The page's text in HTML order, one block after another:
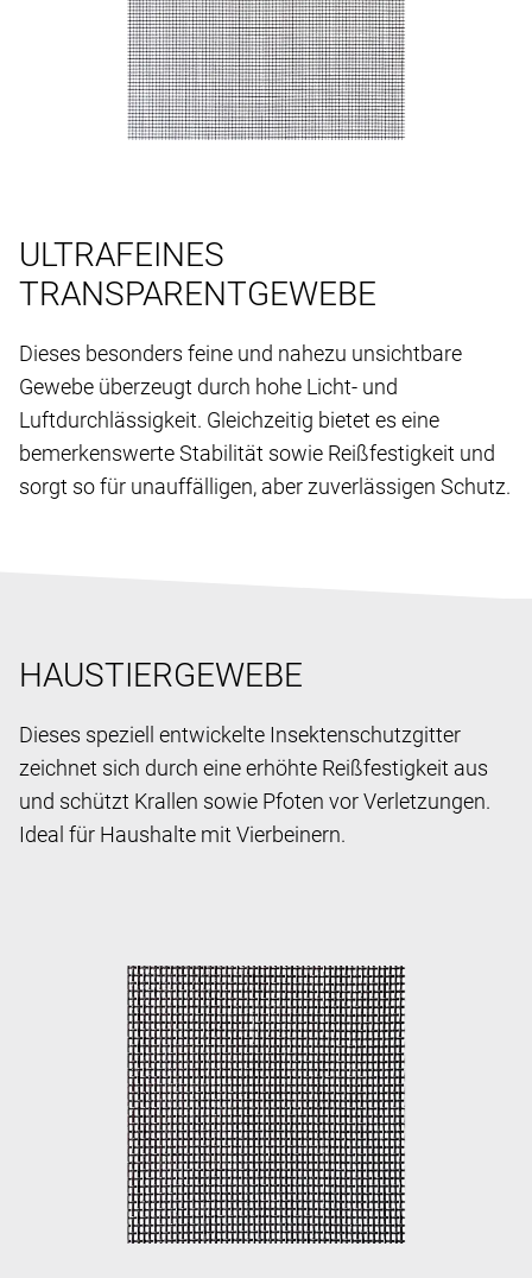
ULTRAFEINES
TRANSPARENTGEWEBE
Dieses besonders feine und nahezu unsichtbare
Gewebe überzeugt durch hohe Licht- und
Luftdurchlässigkeit. Gleichzeitig bietet es eine
bemerkenswerte Stabilität sowie Reißfestigkeit und
sorgt so für unauffälligen, aber zuverlässigen Schutz.
HAUSTIERGEWEBE
Dieses speziell entwickelte Insektenschutzgitter
zeichnet sich durch eine erhöhte Reißfestigkeit aus
und schützt Krallen sowie Pfoten vor Verletzungen.
Ideal für Haushalte mit Vierbeinern.